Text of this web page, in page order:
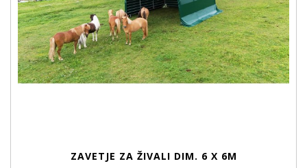
ZAVETJE ZA ŽIVALI DIM. 6 X 6M